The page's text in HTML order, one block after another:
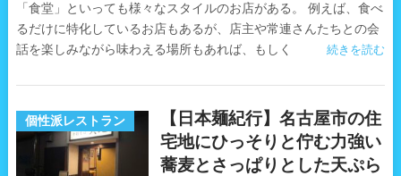
「食堂」といっても様々なスタイルのお店がある。 例えば、食べ
るだけに特化しているお店もあるが、店主や常連さんたちとの会
話を楽しみながら味わえる場所もあれば、もしく
続きを読む
個性派レストラン
【日本麺紀行】名古屋市の住
宅地にひっそりと佇む力強い
蕎麦とさっぱりとした天ぷら